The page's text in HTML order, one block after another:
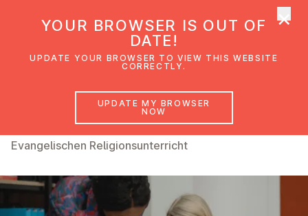
Religionsunterricht
Evangelischen Religionsunterricht
YOUR BROWSER IS OUT OF
DATE!
UPDATE YOUR BROWSER TO VIEW THIS WEBSITE
CORRECTLY.
UPDATE MY BROWSER
NOW
×